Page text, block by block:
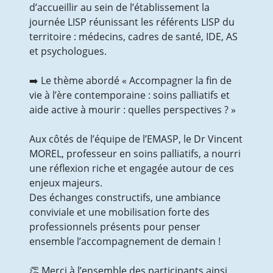
Animations collectives au Divit
Présentation et programme
Actualité & Presse
Galerie photos
Actualité & Presse
Actualités
Recrutement
Formulaire en ligne
Annuaire
d’accueillir au sein de l’établissement la
journée LISP réunissant les référents LISP du
territoire : médecins, cadres de santé, IDE, AS
et psychologues.
➡️ Le thème abordé « Accompagner la fin de
vie à l’ère contemporaine : soins palliatifs et
aide active à mourir : quelles perspectives ? »
Aux côtés de l’équipe de l’EMASP, le Dr Vincent
MOREL, professeur en soins palliatifs, a nourri
une réflexion riche et engagée autour de ces
enjeux majeurs.
Des échanges constructifs, une ambiance
conviviale et une mobilisation forte des
professionnels présents pour penser
ensemble l’accompagnement de demain !